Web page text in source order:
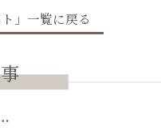
」一覧に戻る